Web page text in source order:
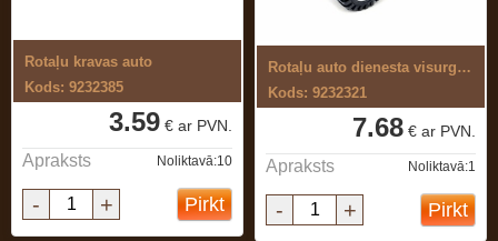
Rotaļu kravas auto
Kods: 9232385
3.59 € ar PVN.
Apraksts Noliktavā:10
- + Pirkt
Rotaļu auto dienesta visurgājējs
Kods: 9232321
7.68 € ar PVN.
Apraksts Noliktavā:1
- + Pirkt